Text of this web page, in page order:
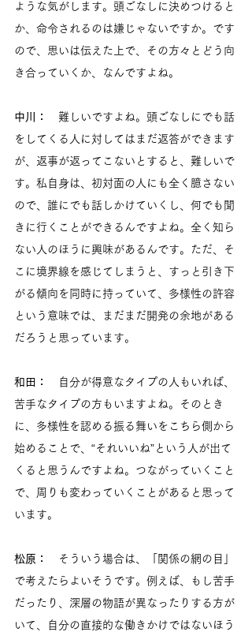
ような気がします。頭ごなしに決めつけると
か、命令されるのは嫌じゃないですか。です
ので、思いは伝えた上で、その方々とどう向
き合っていくか、なんですよね。
中川：
難しいですよね。頭ごなしにでも話
をしてくる人に対してはまだ返答ができます
が、返事が返ってこないとすると、難しいで
す。私自身は、初対面の人にも全く臆さない
ので、誰にでも話しかけていくし、何でも聞
きに行くことができるんですよね。全く知ら
ない人のほうに興味があるんです。ただ、そ
こに境界線を感じてしまうと、すっと引き下
がる傾向を同時に持っていて、多様性の許容
という意味では、まだまだ開発の余地がある
だろうと思っています。
和田：
自分が得意なタイプの人もいれば、
苦手なタイプの方もいますよね。そのとき
に、多様性を認める振る舞いをこちら側から
始めることで、“それいいね”という人が出て
くると思うんですよね。つながっていくこと
で、周りも変わっていくことがあると思って
います。
松原：
そういう場合は、「関係の網の目」
で考えたらよいそうです。例えば、もし苦手
だったり、深層の物語が異なったりする方が
いて、自分の直接的な働きかけではないほう